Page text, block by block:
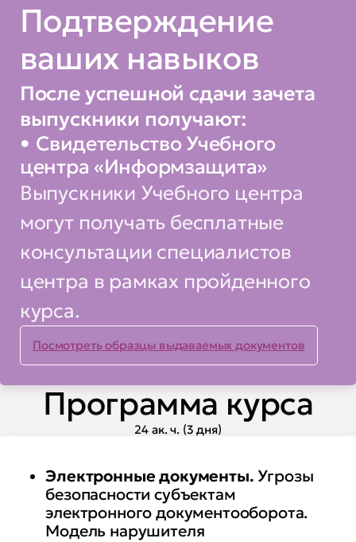
прикладных программах,
интегрированных с PKI
• применять различные
программные и аппаратные
средства ЭП
• оценивать риски, связанные с
применением ЭП и предлагать
варианты их снижения
Подтверждение
ваших навыков
После успешной сдачи зачета
выпускники получают:
Свидетельство Учебного
центра «Информзащита»
Выпускники Учебного центра
могут получать бесплатные
консультации специалистов
центра в рамках пройденного
курса.
Посмотреть образцы выдаваемых документов
Программа курса
24 ак. ч. (3 дня)
Электронные документы. Угрозы
безопасности субъектам
электронного документооборота.
Модель нарушителя